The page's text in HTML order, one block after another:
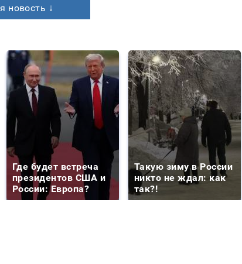
новость ↓
Где будет встреча
президентов США и
России: Европа?
Такую зиму в России
никто не ждал: как
так?!